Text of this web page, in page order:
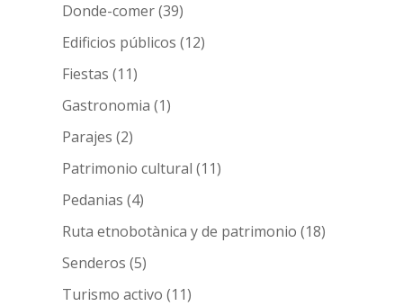
Donde-comer(39)
Edificios públicos (12)
Fiestas (11)
Gastronomia (1)
Parajes (2)
Patrimonio cultural (11)
Pedanias (4)
Ruta etnobotànica y de patrimonio (18)
Senderos (5)
Turismo activo (11)